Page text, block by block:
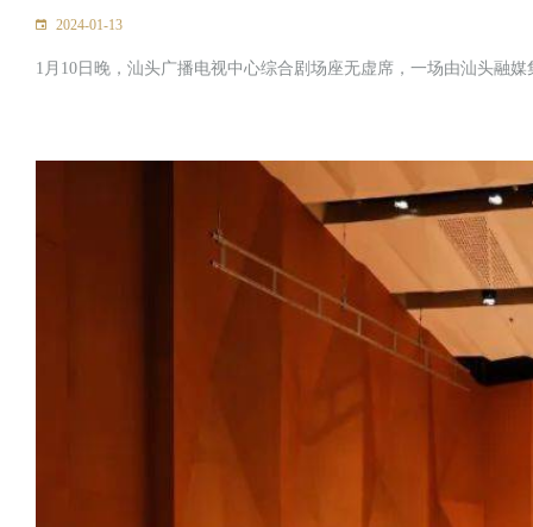
2024-01-13
1月10日晚，汕头广播电视中心综合剧场座无虚席，一场由汕头融